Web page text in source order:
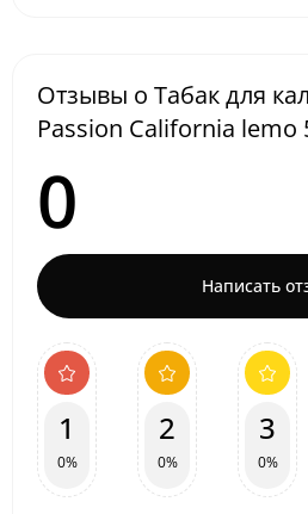
Отзывы о Табак для
Passion California lemo
0
Написать
1
0%
2
0%
3
0%